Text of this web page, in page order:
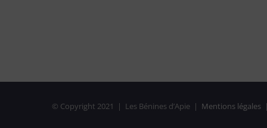
© Copyright 2021 | Les Bénines d’Apie | Mentions légales|